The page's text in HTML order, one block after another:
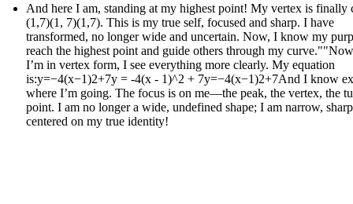
And here I am, standing at my highest point! My vertex is finally
(1,7)(1, 7)(1,7). This is my true self, focused and sharp. I have
transformed, no longer wide and uncertain. Now, I know my
reach the highest point and guide others through my
I’m in vertex form, I see everything more clearly. My equation
is:y=−4(x−1)2+7y = -4(x - 1)^2 + 7y=−4(x−1)2+7And I know
where I’m going. The focus is on me—the peak, the vertex, the
point. I am no longer a wide, undefined shape; I am narrow,
centered on my true identity!